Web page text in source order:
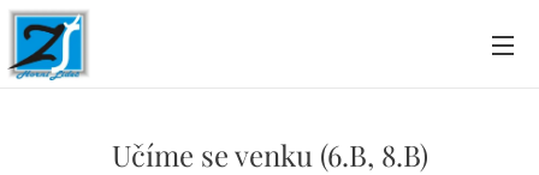
Učíme se venku (6.B, 8.B)